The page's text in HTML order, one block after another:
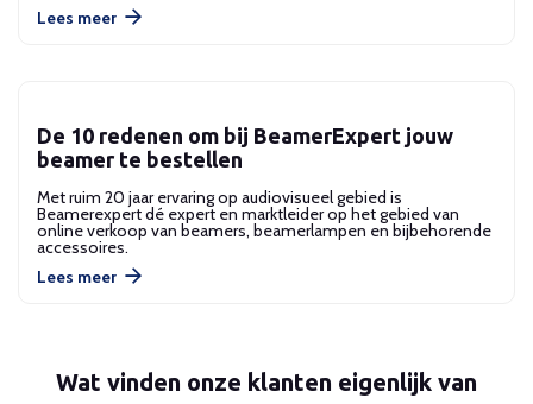
Lees meer
De 10 redenen om bij BeamerExpert jouw
beamer te bestellen
Met ruim 20 jaar ervaring op audiovisueel gebied is
Beamerexpert dé expert en marktleider op het gebied van
online verkoop van beamers, beamerlampen en bijbehorende
accessoires.
Lees meer
Wat vinden onze klanten eigenlijk van